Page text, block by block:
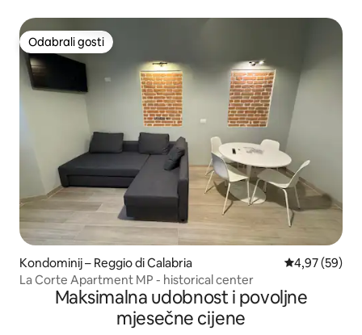
Odabrali gosti
Odabrali gosti
Kondominij – Reggio di Calabria Prosječna
4,97 (59)
La Corte Apartment MP - historical center
Maksimalna udobnost i povoljne
mjesečne cijene